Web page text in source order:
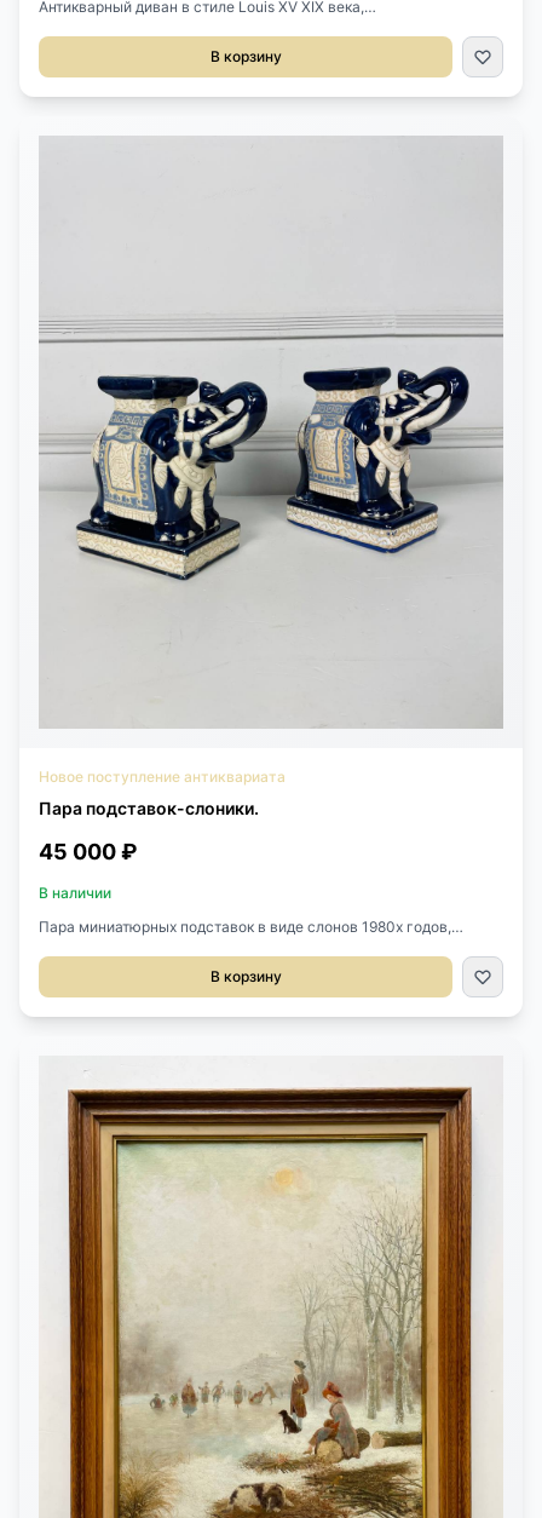
Антикварный диван в стиле Louis XV XIX века,
резьба.После профессиональной реставрации.Винтажная новая
ткань (велюр) благородного лососевого цвета.Размер
В корзину
Новое поступление антиквариата
Пара подставок-слоники.
45 000 ₽
В наличии
Пара миниатюрных подставок в виде слонов 1980х годов,
В корзину